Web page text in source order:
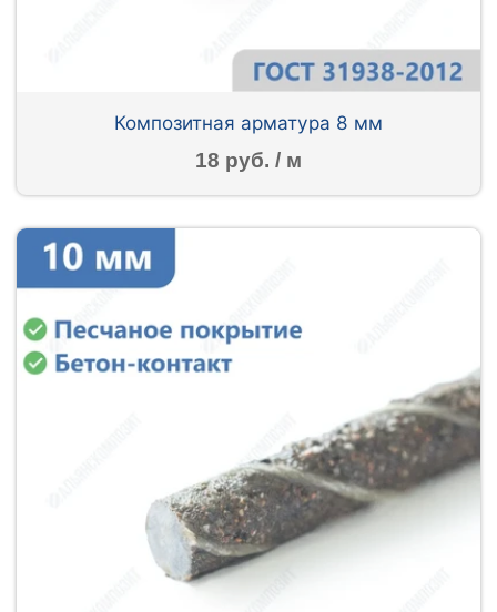
Композитная арматура 8 мм
18 руб. / м